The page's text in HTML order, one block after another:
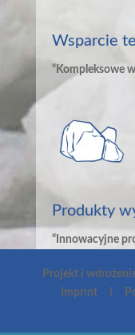
Wsparcie
“Kompleksowe
Produkty
“Innowacyjne
Projekt i
ImprintΙ